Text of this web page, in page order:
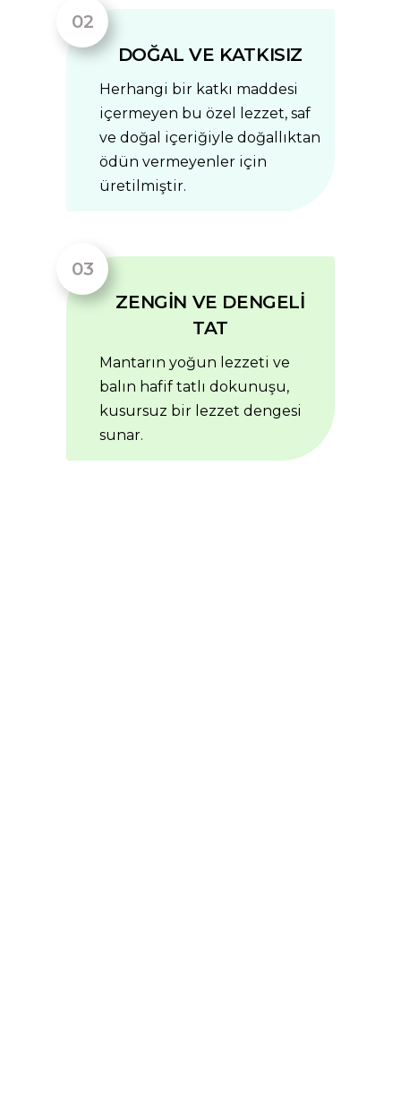
DOĞAL VE KATKISIZ
Herhangi bir katkı maddesi
içermeyen bu özel lezzet, saf
ve doğal içeriğiyle doğallıktan
ödün vermeyenler için
üretilmiştir.
ZENGİN VE DENGELİ
TAT
Mantarın yoğun lezzeti ve
balın hafif tatlı dokunuşu,
kusursuz bir lezzet dengesi
sunar.